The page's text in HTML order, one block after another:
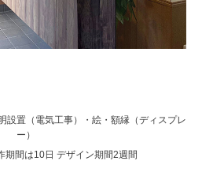
設置（電気工事）・絵・額縁（ディスプレ
ー）
期間は10日 デザイン期間2週間